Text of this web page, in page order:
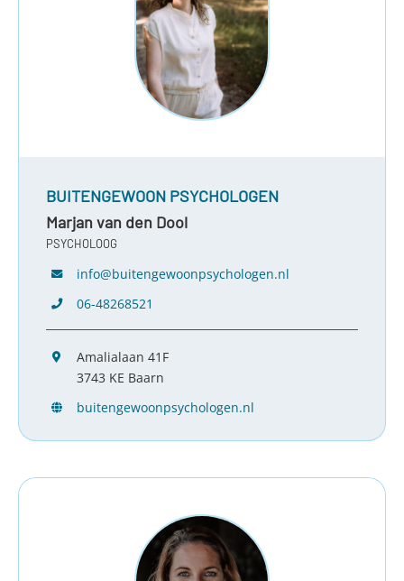
BUITENGEWOON PSYCHOLOGEN
Marjan van den Dool
PSYCHOLOOG
info@buitengewoonpsychologen.nl
06-48268521
Amalialaan 41F
3743 KE Baarn
buitengewoonpsychologen.nl